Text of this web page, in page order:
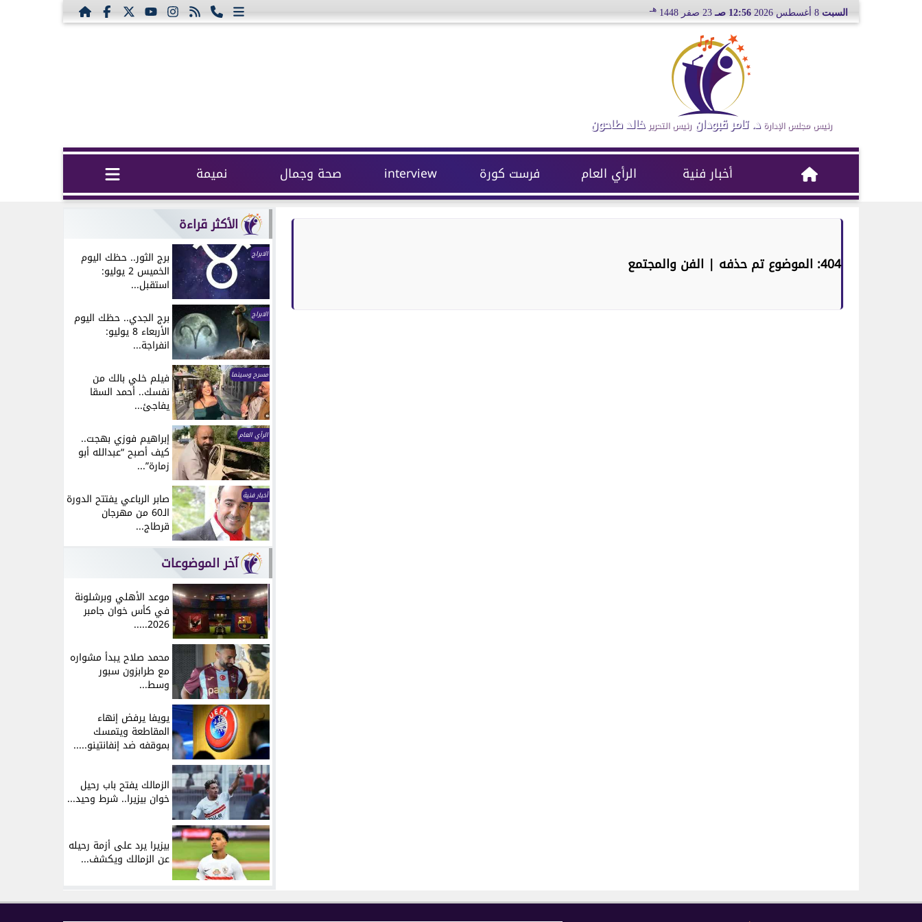
السبت 12:56 صـ 23 صفر 1448 هـ
رئيس مجلس الإدارة د. تامر قبودان رئيس التحرير خالد طاحون
أخبار فنية الرأي العام فرست كورة interview صحة وجمال نميمة
404: الموضوع تم حذفه | الفن والمجتمع
الأكثر قراءة
الابراج برج الثور.. حظك اليوم
الخميس 2 يوليو:
استقبل...
الابراج برج الجدي.. حظك اليوم
الأربعاء 8 يوليو:
انفراجة...
مسرح وسينما فيلم خلي بالك من
نفسك.. أحمد السقا
يفاجئ...
الرأي العام إبراهيم فوزي بهجت..
كيف أصبح “عبدالله أبو
زمارة”...
أخبار فنية صابر الرباعي يفتتح الدورة
الـ60 من مهرجان
قرطاج...
آخر الموضوعات
موعد الأهلي وبرشلونة
في كأس خوان جامبر
2026.....
محمد صلاح يبدأ مشواره
مع طرابزون سبور
وسط...
يويفا يرفض إنهاء
المقاطعة ويتمسك
بموقفه ضد إنفانتينو.....
الزمالك يفتح باب رحيل
خوان بيزيرا.. شرط وحيد...
بيزيرا يرد على أزمة رحيله
عن الزمالك ويكشف...